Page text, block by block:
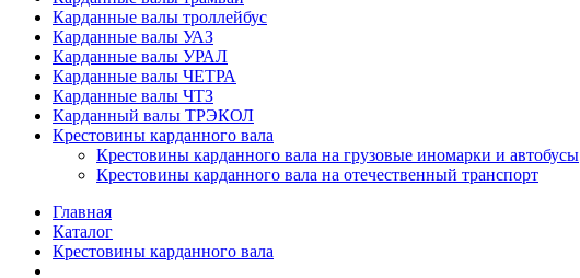
Карданные валы троллейбус
Карданные валы УАЗ
Карданные валы УРАЛ
Карданные валы ЧЕТРА
Карданные валы ЧТЗ
Карданный валы ТРЭКОЛ
Крестовины карданного вала
Крестовины карданного вала на грузовые иномарки и автобусы
Крестовины карданного вала на отечественный транспорт
Главная
Каталог
Крестовины карданного вала